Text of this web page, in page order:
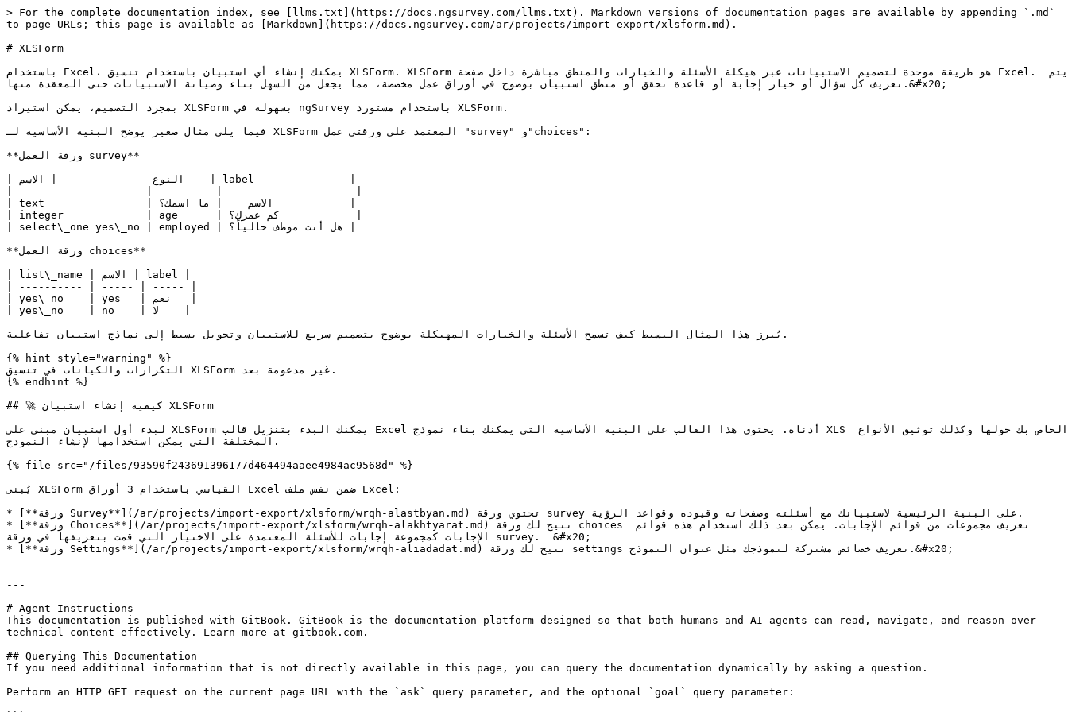
> For the complete documentation index, see [llms.txt](https://docs.ngsurvey.com/llms.txt). Markdown versions of documentation pages are available by appending `.md`
to page URLs; this page is available as [Markdown](https://docs.ngsurvey.com/ar/projects/import-export/xlsform.md).
# XLSForm
باستخدام Excel، يمكنك إنشاء أي استبيان باستخدام تنسيق XLSForm. XLSForm هو طريقة موحدة لتصميم الاستبيانات عبر هيكلة الأسئلة والخيارات والمنطق مباشرة داخل صفحة Excel. يتم
تعريف كل سؤال أو خيار إجابة أو قاعدة تحقق أو منطق استبيان بوضوح في أوراق عمل مخصصة، مما يجعل من السهل بناء وصيانة الاستبيانات حتى المعقدة منها.&#x20;
بمجرد التصميم، يمكن استيراد XLSForm بسهولة في ngSurvey باستخدام مستورد XLSForm.
فيما يلي مثال صغير يوضح البنية الأساسية لـ XLSForm المعتمد على ورقتي عمل "survey" و"choices":
**ورقة العمل survey**
| ------------------- | -------- | ------------------- |
| text                | الاسم    | ما اسمك؟            |
| integer             | age      | كم عمرك؟            |
| select\_one yes\_no | employed | هل أنت موظف حالياً؟ |
**ورقة العمل choices**
| list\_name | الاسم | label |
| ---------- | ----- | ----- |
| yes\_no    | yes   | نعم   |
| yes\_no    | no    | لا    |
يُبرز هذا المثال البسيط كيف تسمح الأسئلة والخيارات المهيكلة بوضوح بتصميم سريع للاستبيان وتحويل بسيط إلى نماذج استبيان تفاعلية.
{% hint style="warning" %}
التكرارات والكيانات في تنسيق XLSForm غير مدعومة بعد.
{% endhint %}
## 🚀 كيفية إنشاء استبيان XLSForm
لبدء أول استبيان مبني على XLSForm يمكنك البدء بتنزيل قالب Excel أدناه. يحتوي هذا القالب على البنية الأساسية التي يمكنك بناء نموذج XLS الخاص بك حولها وكذلك توثيق الأنواع
المختلفة التي يمكن استخدامها لإنشاء النموذج.
{% file src="/files/93590f243691396177d464494aaee4984ac9568d" %}
يُبنى XLSForm القياسي باستخدام 3 أوراق Excel ضمن نفس ملف Excel:
* [**ورقة Survey**](/ar/projects/import-export/xlsform/wrqh-alastbyan.md) تحتوي ورقة survey على البنية الرئيسية لاستبيانك مع أسئلته وصفحاته وقيوده وقواعد الرؤية.
* [**ورقة Choices**](/ar/projects/import-export/xlsform/wrqh-alakhtyarat.md) تتيح لك ورقة choices تعريف مجموعات من قوائم الإجابات. يمكن بعد ذلك استخدام هذه قوائم
الإجابات كمجموعة إجابات للأسئلة المعتمدة على الاختيار التي قمت بتعريفها في ورقة survey.  &#x20;
* [**ورقة Settings**](/ar/projects/import-export/xlsform/wrqh-aliadadat.md) تتيح لك ورقة settings تعريف خصائص مشتركة لنموذجك مثل عنوان النموذج.&#x20;
---
# Agent Instructions
This documentation is published with GitBook. GitBook is the documentation platform designed so that both humans and AI agents can read, navigate, and reason over
technical content effectively. Learn more at gitbook.com.
## Querying This Documentation
If you need additional information that is not directly available in this page, you can query the documentation dynamically by asking a question.
Perform an HTTP GET request on the current page URL with the `ask` query parameter, and the optional `goal` query parameter: